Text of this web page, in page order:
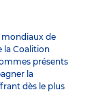
mondiaux de
la Coalition
présents
la
dès le plus